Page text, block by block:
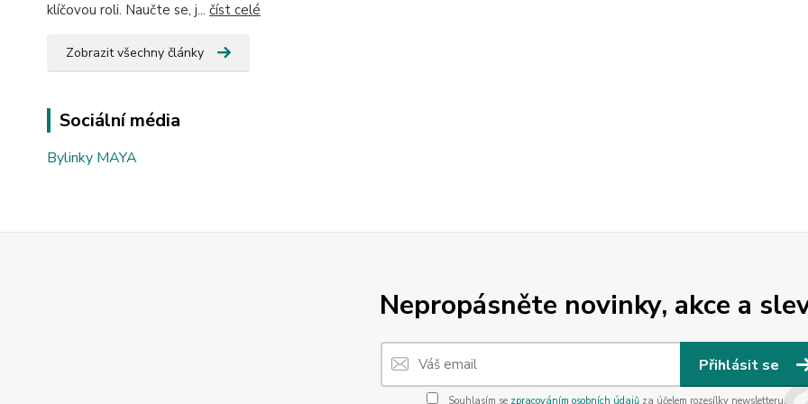
klíčovou roli. Naučte se, j... číst celé
Zobrazit všechny články
Sociální média
Bylinky MAYA
Nepropásněte novinky, akce a
Přihlásit se
Souhlasím se zpracováním osobních údajůza účelem rozesílky newsletteru.